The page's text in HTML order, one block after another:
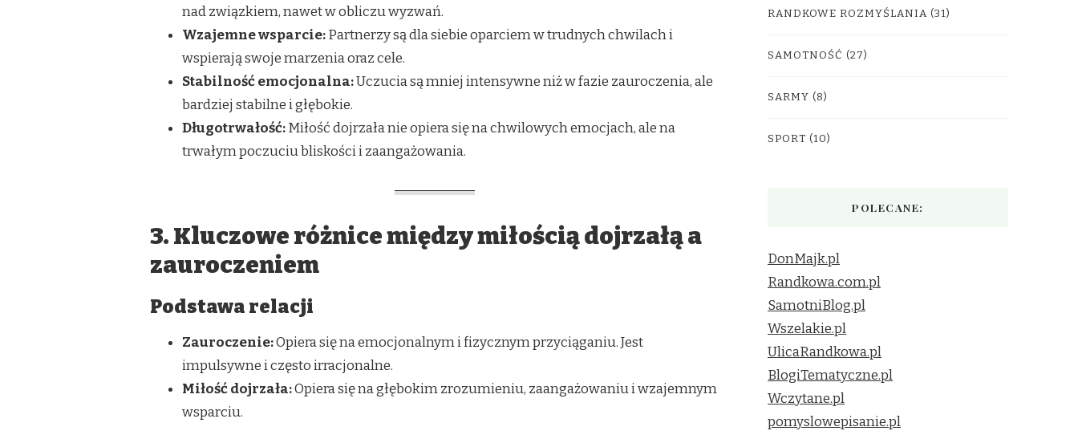
nad związkiem, nawet w obliczu wyzwań.
Wzajemne wsparcie:Partnerzy są dla siebie oparciem w trudnych chwilach i
wspierają swoje marzenia oraz cele.
Stabilność emocjonalna:Uczucia są mniej intensywne niż w fazie zauroczenia, ale
bardziej stabilne i głębokie.
Długotrwałość:Miłość dojrzała nie opiera się na chwilowych emocjach, ale na
trwałym poczuciu bliskości i zaangażowania.
3. Kluczowe różnice między miłością dojrzałą a
zauroczeniem
Podstawa relacji
Zauroczenie:Opiera się na emocjonalnym i fizycznym przyciąganiu. Jest
impulsywne i często irracjonalne.
Miłość dojrzała:Opiera się na głębokim zrozumieniu, zaangażowaniu i wzajemnym
wsparciu.
RANDKOWE ROZMYŚLANIA (31)
SAMOTNOŚĆ (27)
SARMY (8)
SPORT (10)
POLECANE:
DonMajk.pl
Randkowa.com.pl
SamotniBlog.pl
Wszelakie.pl
UlicaRandkowa.pl
BlogiTematyczne.pl
Wczytane.pl
pomyslowepisanie.pl